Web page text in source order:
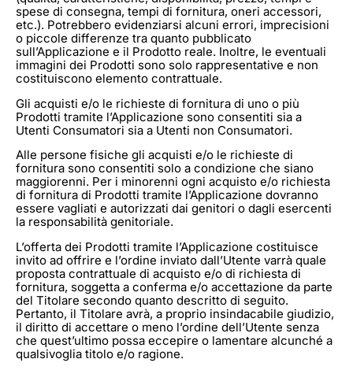
spese di consegna, tempi di fornitura, oneri accessori,
etc.). Potrebbero evidenziarsi alcuni errori, imprecisioni
o piccole differenze tra quanto pubblicato
sull’Applicazione e il Prodotto reale. Inoltre, le eventuali
immagini dei Prodotti sono solo rappresentative e non
costituiscono elemento contrattuale.
Gli acquisti e/o le richieste di fornitura di uno o più
Prodotti tramite l’Applicazione sono consentiti sia a
Utenti Consumatori sia a Utenti non Consumatori.
Alle persone fisiche gli acquisti e/o le richieste di
fornitura sono consentiti solo a condizione che siano
maggiorenni. Per i minorenni ogni acquisto e/o richiesta
di fornitura di Prodotti tramite l’Applicazione dovranno
essere vagliati e autorizzati dai genitori o dagli esercenti
la responsabilità genitoriale.
L’offerta dei Prodotti tramite l’Applicazione costituisce
invito ad offrire e l’ordine inviato dall’Utente varrà quale
proposta contrattuale di acquisto e/o di richiesta di
fornitura, soggetta a conferma e/o accettazione da parte
del Titolare secondo quanto descritto di seguito.
Pertanto, il Titolare avrà, a proprio insindacabile giudizio,
il diritto di accettare o meno l’ordine dell’Utente senza
che quest’ultimo possa eccepire o lamentare alcunché a
qualsivoglia titolo e/o ragione.